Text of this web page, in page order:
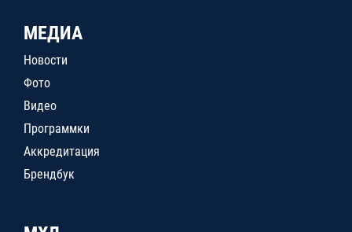
МЕДИА
Новости
Фото
Видео
Программки
Аккредитация
Брендбук